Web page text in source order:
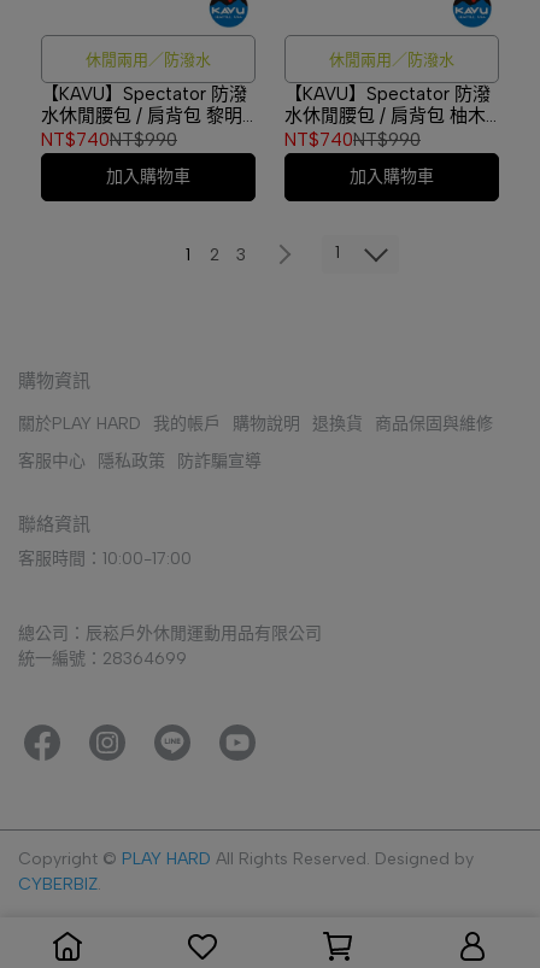
休閒兩用／防潑水
【KAVU】Spectator 防潑
水休閒腰包 / 肩背包 黎明
灰 #9065
NT$740NT$990
加入購物車
休閒兩用／防潑水
【KAVU】Spectator 防潑
水休閒腰包 / 肩背包 柚木
#9065
NT$740NT$990
加入購物車
1 2 3 1
購物資訊
關於PLAY HARD 我的帳戶 購物說明 退換貨
商品保固與維修
客服中心
隱私政策 防詐騙宣導
聯絡資訊
客服時間：10:00-17:00
總公司：辰崧戶外休閒運動用品有限公司
統一編號：28364699
Copyright © PLAY HARD All Rights Reserved. Designed by
CYBERBIZ.